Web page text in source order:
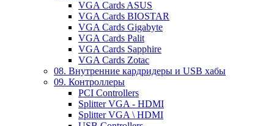
VGA Cards ASUS
VGA Cards BIOSTAR
VGA Cards Gigabyte
VGA Cards Palit
VGA Cards Sapphire
VGA Cards Zotac
08. Внутренние кардридеры и USB хабы
09. Контроллеры
PCI Controllers
Splitter VGA - HDMI
Splitter VGA \ HDMI